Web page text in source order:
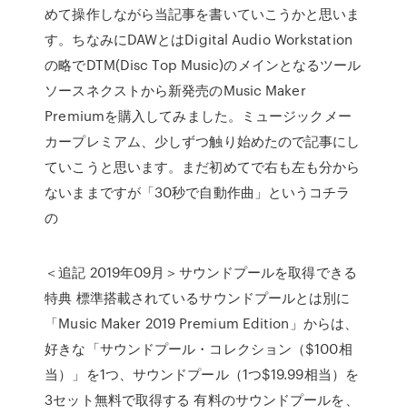
めて操作しながら当記事を書いていこうかと思いま
す。ちなみにDAWとはDigital Audio Workstation
の略でDTM(Disc Top Music)のメインとなるツール
ソースネクストから新発売のMusic Maker
Premiumを購入してみました。ミュージックメー
カープレミアム、少しずつ触り始めたので記事にし
ていこうと思います。まだ初めてで右も左も分から
ないままですが「30秒で自動作曲」というコチラ
の
＜追記 2019年09月＞サウンドプールを取得できる
特典 標準搭載されているサウンドプールとは別に
「Music Maker 2019 Premium Edition」からは、
好きな「サウンドプール・コレクション（$100相
当）」を1つ、サウンドプール（1つ$19.99相当）を
3セット無料で取得する 有料のサウンドプールを、